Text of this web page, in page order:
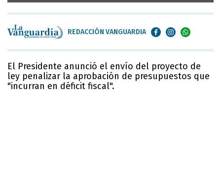
REDACCIÓN VANGUARDIA
El Presidente anunció el envío del proyecto de
ley penalizar la aprobación de presupuestos que
"incurran en déficit fiscal".